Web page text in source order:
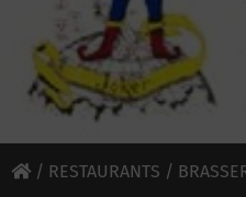
/ RESTAURANTS /